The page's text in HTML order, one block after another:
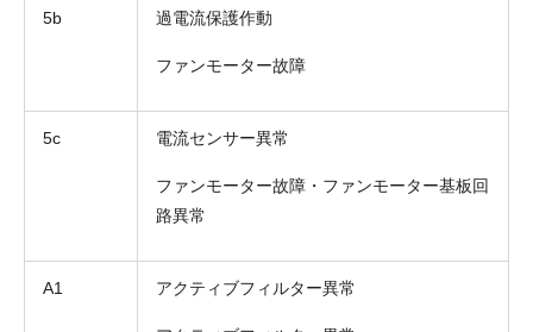
5b 過電流保護作動
ファンモーター故障
5c 電流センサー異常
ファンモーター故障・ファンモーター基板回
路異常
A1 アクティブフィルター異常